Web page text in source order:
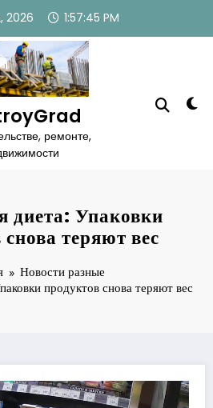
2026 1:57:46 PM
ремонте,
диета: Упаковки
теряют вес
Новости разные
продуктов снова теряют вес